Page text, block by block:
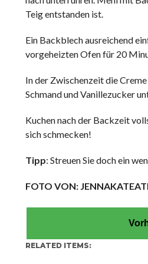
Teig entstanden ist.
Ein Backblech ausreichend
vorgeheizten Ofen für 20
In der Zwischenzeit die
Schmand und Vanillezucker
Kuchen nach der Backzeit
sich schmecken!
Tipp: Streuen Sie doch ein
FOTO VON:
RELATED ITEMS: